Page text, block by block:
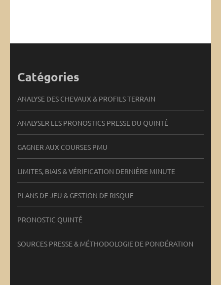
Catégories
ANALYSE DES CHEVAUX & PROFILS TERRAIN
ANALYSER LES PRONOSTICS PRESSE DU QUINTÉ
GAGNER AUX COURSES PMU
LIMITES, BIAIS & VÉRIFICATION DERNIÈRE MINUTE
PLANS DE JEU & GESTION DE RISQUE
PRONOSTIC QUINTÉ
SOURCES PRESSE & MÉTHODOLOGIE DE PONDÉRATION